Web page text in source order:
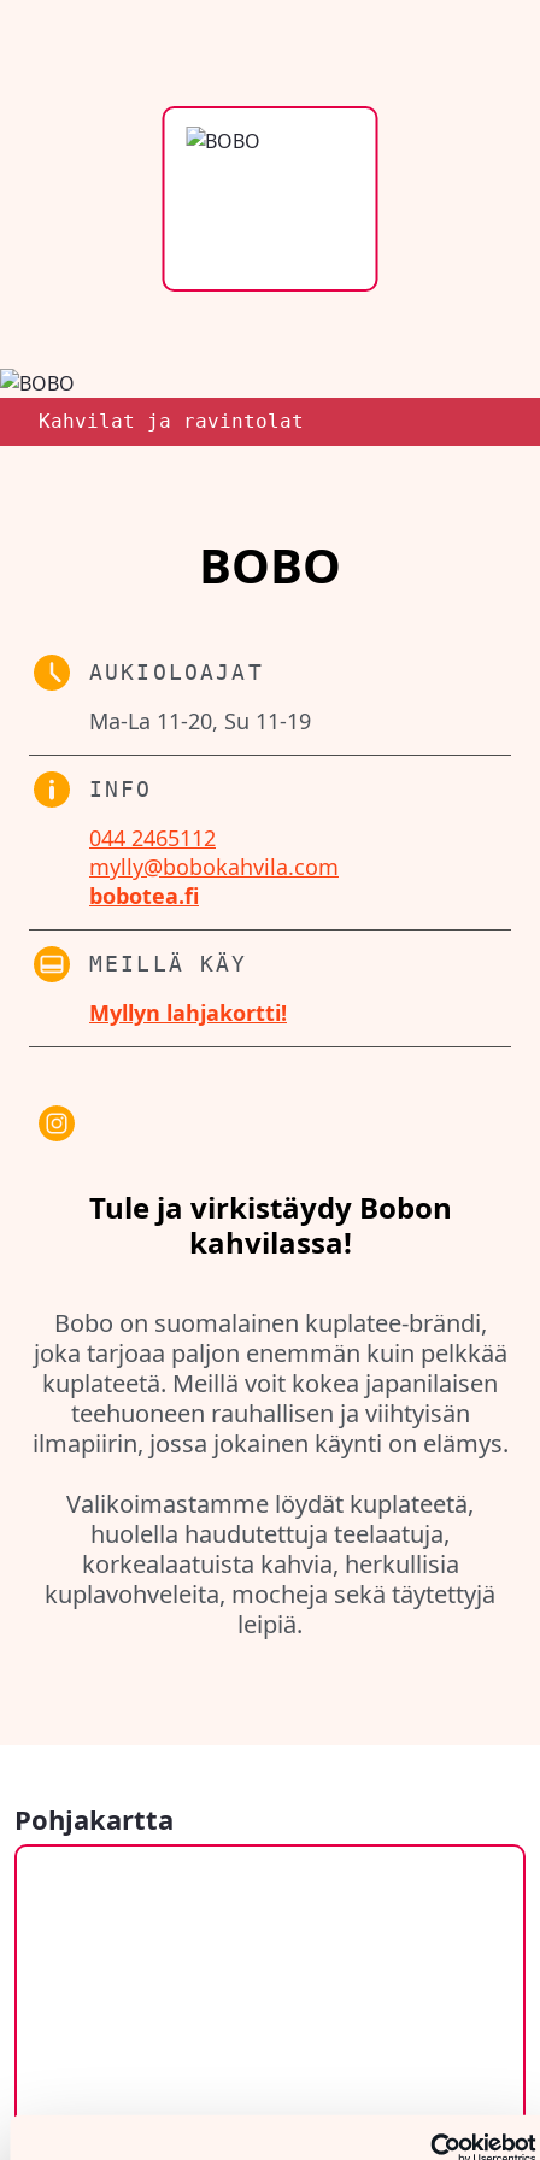
Kahvilat ja ravintolat
BOBO
AUKIOLOAJAT
Ma-La 11-20, Su 11-19
INFO
044 2465112
mylly@bobokahvila.com
bobotea.fi
MEILLÄ KÄY
Myllyn lahjakortti!
Tule ja virkistäydy Bobon
kahvilassa!
Bobo on suomalainen kuplatee-brändi,
joka tarjoaa paljon enemmän kuin pelkkää
kuplateetä. Meillä voit kokea japanilaisen
teehuoneen rauhallisen ja viihtyisän
ilmapiirin, jossa jokainen käynti on elämys.
Valikoimastamme löydät kuplateetä,
huolella haudutettuja teelaatuja,
korkealaatuista kahvia, herkullisia
kuplavohveleita, mocheja sekä täytettyjä
Pohjakartta